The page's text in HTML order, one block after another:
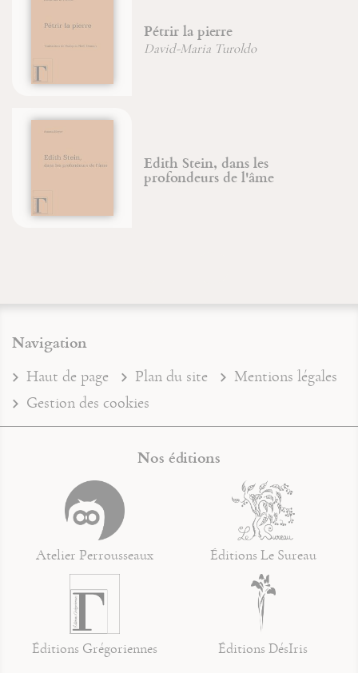
Pétrir la pierre
David-Maria Turoldo
Edith Stein, dans les
profondeurs de l'âme
Navigation
Haut de page Plan du site
Mentions légales
Gestion des cookies
Nos éditions
Atelier Perrousseaux Éditions Le Sureau
Éditions Grégoriennes Éditions DésIris